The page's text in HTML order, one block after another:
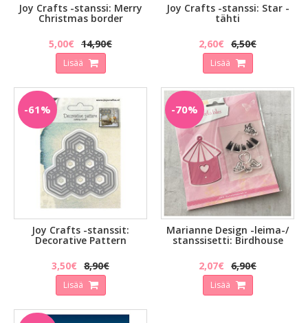
Joy Crafts -stanssi: Merry
Christmas border
5,00€ 14,90€
Lisää
Joy Crafts -stanssi: Star -
tähti
2,60€ 6,50€
Lisää
-61%
Joy Crafts -stanssit:
Decorative Pattern
3,50€ 8,90€
Lisää
-70%
Marianne Design -leima-/
stanssisetti: Birdhouse
2,07€ 6,90€
Lisää